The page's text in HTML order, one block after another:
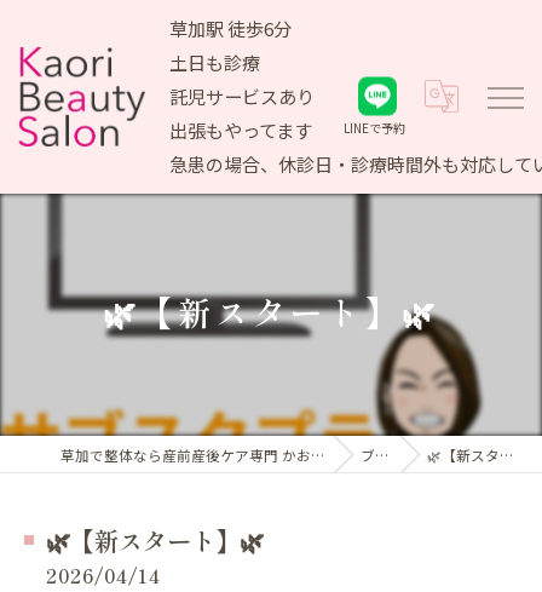
草加駅 徒歩6分
土日も診療
託児サービスあり
出張もやってます
急患の場合、休診日・診療時間外も対応して
LINEで予約
🌿【新スタート】🌿
草加で整体なら産前産後ケア専門 かおりビューティサロン ブログ 🌿【新スタート】🌿
🌿【新スタート】🌿
2026/04/14